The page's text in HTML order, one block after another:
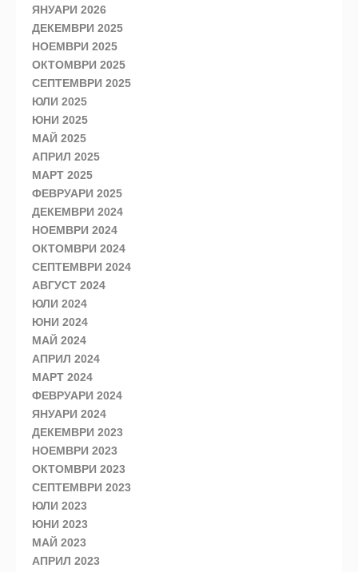
ЯНУАРИ 2026
ДЕКЕМВРИ 2025
НОЕМВРИ 2025
ОКТОМВРИ 2025
СЕПТЕМВРИ 2025
ЮЛИ 2025
ЮНИ 2025
МАЙ 2025
АПРИЛ 2025
МАРТ 2025
ФЕВРУАРИ 2025
ДЕКЕМВРИ 2024
НОЕМВРИ 2024
ОКТОМВРИ 2024
СЕПТЕМВРИ 2024
АВГУСТ 2024
ЮЛИ 2024
ЮНИ 2024
МАЙ 2024
АПРИЛ 2024
МАРТ 2024
ФЕВРУАРИ 2024
ЯНУАРИ 2024
ДЕКЕМВРИ 2023
НОЕМВРИ 2023
ОКТОМВРИ 2023
СЕПТЕМВРИ 2023
ЮЛИ 2023
ЮНИ 2023
МАЙ 2023
АПРИЛ 2023